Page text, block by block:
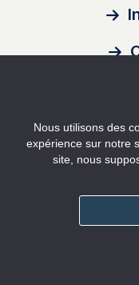
Nous utilisons des
expérience sur notre
site, nous